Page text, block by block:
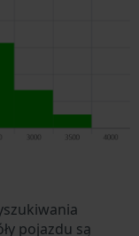
pojazdu są